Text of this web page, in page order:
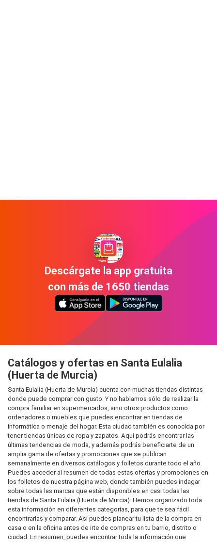
Descárgate la app gratuita
con más de 1650 tiendas
Catálogos y ofertas en Santa Eulalia
(Huerta de Murcia)
Santa Eulalia (Huerta de Murcia) cuenta con muchas tiendas distintas
donde puede comprar con gusto. Y no hablamos sólo de realizar la
compra familiar en supermercados, sino otros productos como
ordenadores o muebles que puedes encontrar en tiendas de
informática o menaje del hogar. Esta ciudad también es conocida por
tener tiendas únicas de ropa y zapatos. Aquí podrás encontrar las
últimas tendencias de moda, y además podrás beneficiarte de un
amplia gama de ofertas y promociones que se publican
semanalmente en diversos catálogos y folletos durante todo el año.
Puedes acceder al resumen de todas estas ofertas y promociones en
los folletos de nuestra página web, donde también puedes indagar
sobre todas las marcas que están disponibles en casi todas las
tiendas de Santa Eulalia (Huerta de Murcia). Hemos organizado toda
esta información en diferentes categorías, para que te sea fácil
encontrarlas y comparar. Así puedes planear tu lista de la compra en
casa o en la oficina antes de irte de compras en tu barrio, distrito o
ciudad. En resumen, puedes encontrar toda la información que